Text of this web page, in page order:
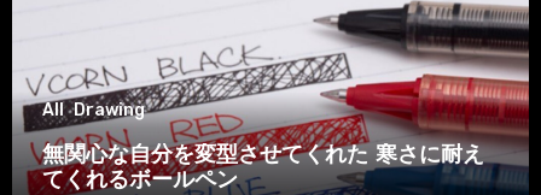
All Drawing
無関心な自分を変型させてくれた 寒さに耐え
てくれるボールペン